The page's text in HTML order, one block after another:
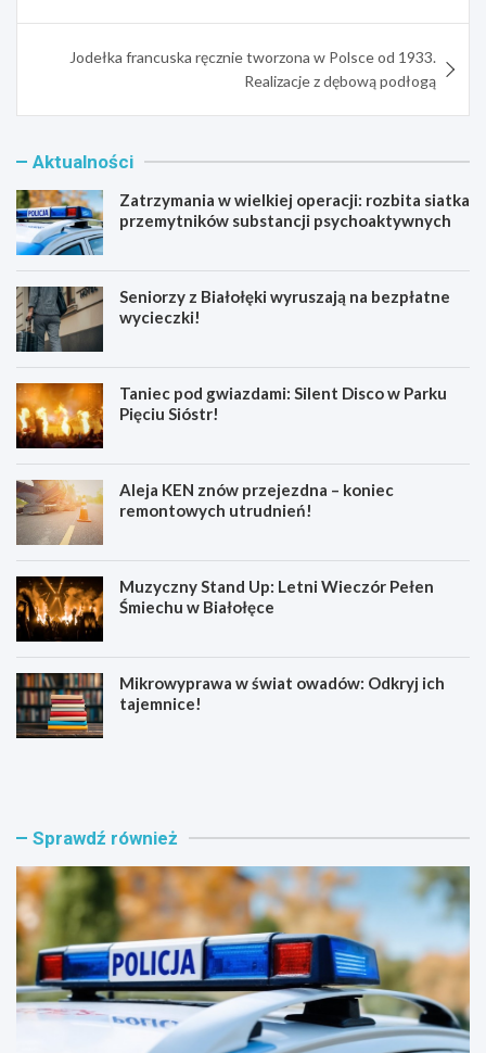
Jodełka francuska ręcznie tworzona w Polsce od 1933.
Realizacje z dębową podłogą
Aktualności
Zatrzymania w wielkiej operacji: rozbita siatka
przemytników substancji psychoaktywnych
Seniorzy z Białołęki wyruszają na bezpłatne
wycieczki!
Taniec pod gwiazdami: Silent Disco w Parku
Pięciu Sióstr!
Aleja KEN znów przejezdna – koniec
remontowych utrudnień!
Muzyczny Stand Up: Letni Wieczór Pełen
Śmiechu w Białołęce
Mikrowyprawa w świat owadów: Odkryj ich
tajemnice!
Z
y
a
n
i
a
w
w
i
S
r
y
z
B
i
a
ł
o
Sprawdź również